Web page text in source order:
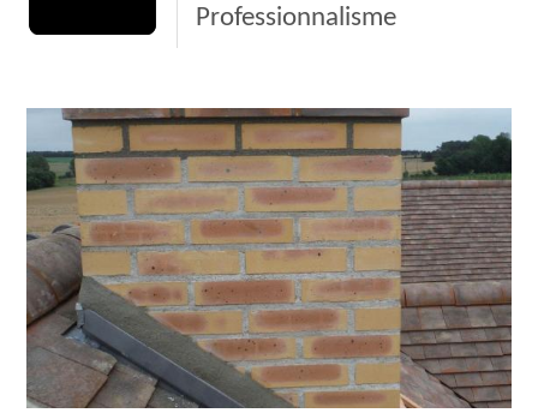
Professionnalisme